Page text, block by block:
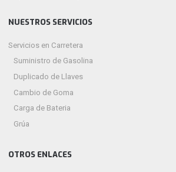
NUESTROS SERVICIOS
Servicios en Carretera
Suministro de Gasolina
Duplicado de Llaves
Cambio de Goma
Carga de Bateria
Grúa
OTROS ENLACES